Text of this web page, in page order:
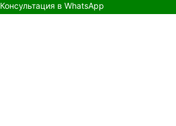
Консультация в WhatsApp